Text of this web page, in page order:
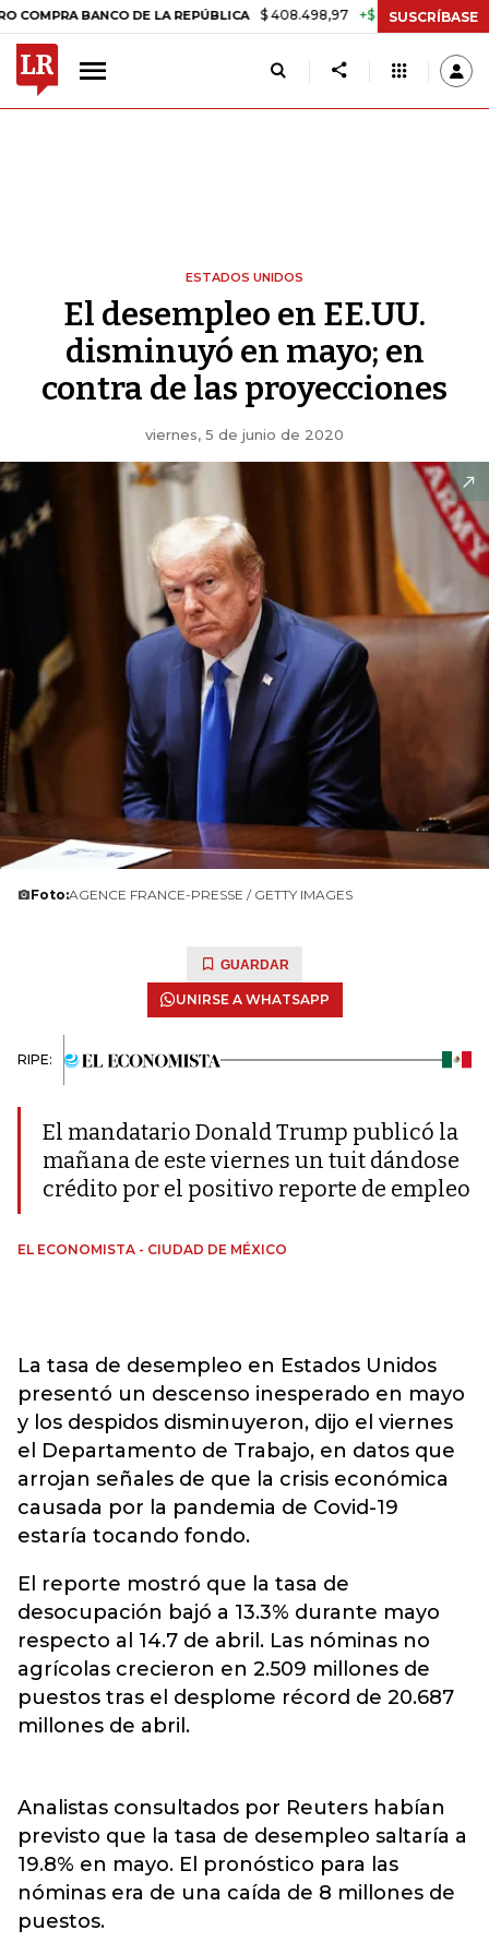
BANCO DE LA REPÚBLICA $ 408.498,97 +$ 8.753,81 +2,19%
SUSCRÍBASE
ESTADOS UNIDOS
El desempleo en EE.UU.
disminuyó en mayo; en
contra de las proyecciones
viernes, 5 de junio de 2020
Foto:AGENCE FRANCE-PRESSE / GETTY IMAGES
GUARDAR
UNIRSE A WHATSAPP
RIPE:
El mandatario Donald Trump publicó la
mañana de este viernes un tuit dándose
crédito por el positivo reporte de empleo
EL ECONOMISTA - CIUDAD DE MÉXICO
La tasa de desempleo en Estados Unidos
presentó un descenso inesperado en mayo
y los despidos disminuyeron, dijo el viernes
el Departamento de Trabajo, en datos que
arrojan señales de que la crisis económica
causada por la pandemia de Covid-19
estaría tocando fondo.
El reporte mostró que la tasa de
desocupación bajó a 13.3% durante mayo
respecto al 14.7 de abril. Las nóminas no
agrícolas crecieron en 2.509 millones de
puestos tras el desplome récord de 20.687
millones de abril.
Analistas consultados por Reuters habían
previsto que la tasa de desempleo saltaría a
19.8% en mayo. El pronóstico para las
nóminas era de una caída de 8 millones de
puestos.